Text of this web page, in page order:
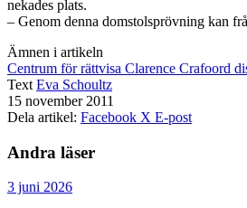
nekades plats.
– Genom denna domstolsprövning kan
Ämnen i artikeln
Centrum för rättvisa Clarence Crafoord
Text Eva Schoultz
15 november 2011
Dela artikel: Facebook X E-post
Andra läser
3 juni 2026